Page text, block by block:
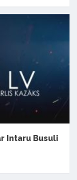
Intaru Busuli